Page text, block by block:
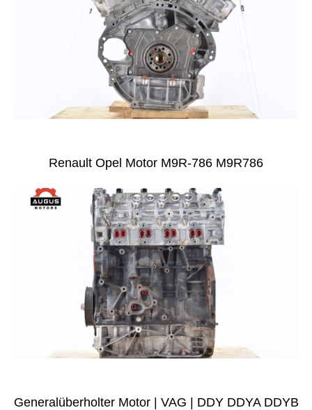
Renault Opel Motor M9R-786 M9R786
Generalüberholter Motor | VAG | DDY DDYA DDYB